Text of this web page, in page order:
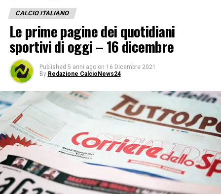
CALCIO ITALIANO
Le prime pagine dei quotidiani
sportivi di oggi – 16 dicembre
Published 5 anni ago on 16 Dicembre 2021
By Redazione CalcioNews24